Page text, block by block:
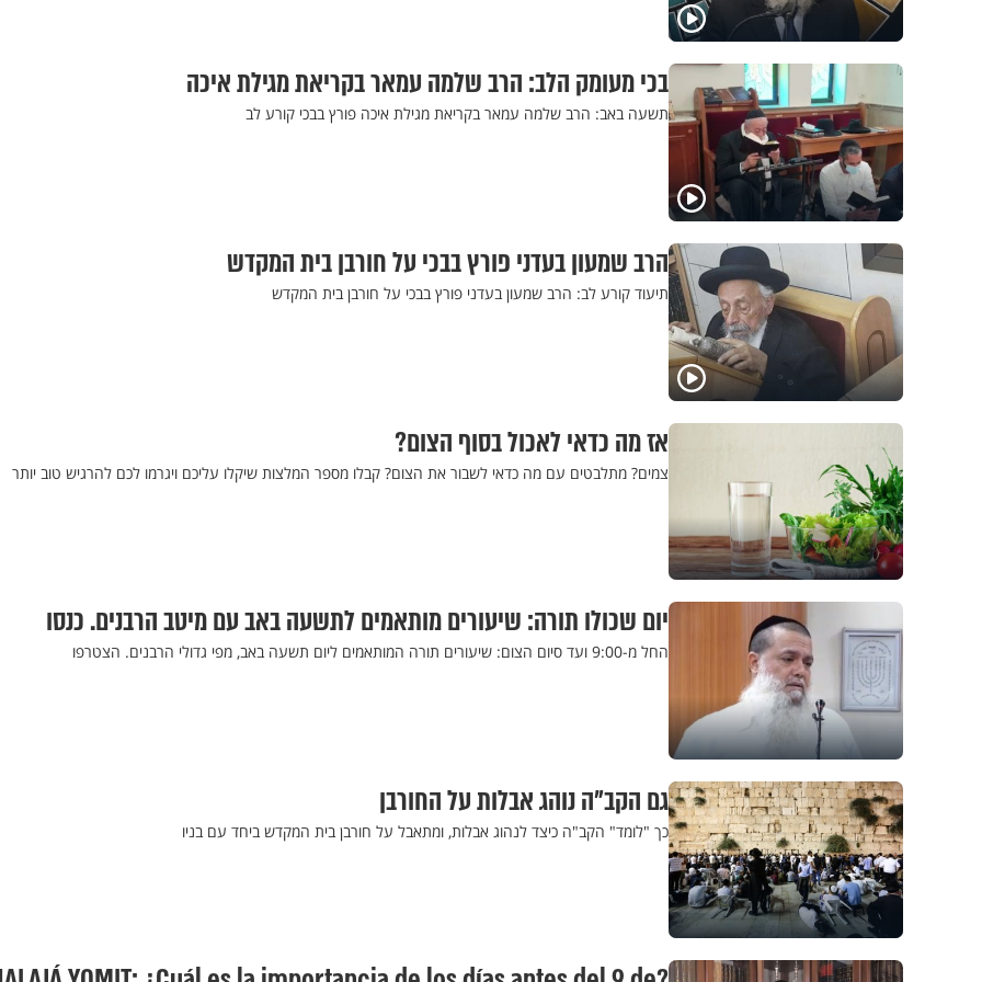
בכי מעומק הלב: הרב שלמה עמאר בקריאת מגילת איכה
תשעה באב: הרב שלמה עמאר בקריאת מגילת איכה פורץ בבכי קורע לב
הרב שמעון בעדני פורץ בבכי על חורבן בית המקדש
תיעוד קורע לב: הרב שמעון בעדני פורץ בבכי על חורבן בית המקדש
אז מה כדאי לאכול בסוף הצום?
צמים? מתלבטים עם מה כדאי לשבור את הצום? קבלו מספר המלצות שיקלו עליכם ויגרמו לכם להרגיש טוב יותר
יום שכולו תורה: שיעורים מותאמים לתשעה באב עם מיטב הרבנים. כנסו
החל מ-9:00 ועד סיום הצום: שיעורים תורה המותאמים ליום תשעה באב, מפי גדולי הרבנים. הצטרפו
גם הקב"ה נוהג אבלות על החורבן
כך "לומד" הקב"ה כיצד לנהוג אבלות, ומתאבל על חורבן בית המקדש ביחד עם בניו